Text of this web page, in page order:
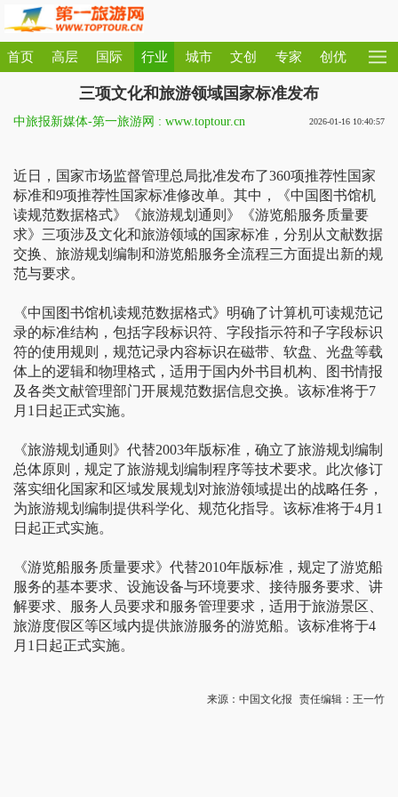
首页 高层 国际 行业 城市 文创 专家 创优
三项文化和旅游领域国家标准发布
中旅报新媒体-第一旅游网 : www.toptour.cn 2026-01-16 10:40:57
近日，国家市场监督管理总局批准发布了360项推荐性国家
标准和9项推荐性国家标准修改单。其中，《中国图书馆机
读规范数据格式》《旅游规划通则》《游览船服务质量要
求》三项涉及文化和旅游领域的国家标准，分别从文献数据
交换、旅游规划编制和游览船服务全流程三方面提出新的规
范与要求。
《中国图书馆机读规范数据格式》明确了计算机可读规范记
录的标准结构，包括字段标识符、字段指示符和子字段标识
符的使用规则，规范记录内容标识在磁带、软盘、光盘等载
体上的逻辑和物理格式，适用于国内外书目机构、图书情报
及各类文献管理部门开展规范数据信息交换。该标准将于7
月1日起正式实施。
《旅游规划通则》代替2003年版标准，确立了旅游规划编制
总体原则，规定了旅游规划编制程序等技术要求。此次修订
落实细化国家和区域发展规划对旅游领域提出的战略任务，
为旅游规划编制提供科学化、规范化指导。该标准将于4月1
日起正式实施。
《游览船服务质量要求》代替2010年版标准，规定了游览船
服务的基本要求、设施设备与环境要求、接待服务要求、讲
解要求、服务人员要求和服务管理要求，适用于旅游景区、
旅游度假区等区域内提供旅游服务的游览船。该标准将于4
月1日起正式实施。
来源：中国文化报 责任编辑：王一竹